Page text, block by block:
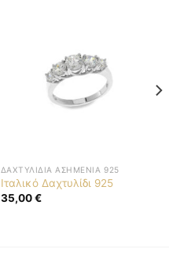
ΔΑΧΤΥΛΊΔΙΑ ΑΣΗΜΈΝΙΑ 925
Ιταλικό Δαχτυλίδι 925
35,00€